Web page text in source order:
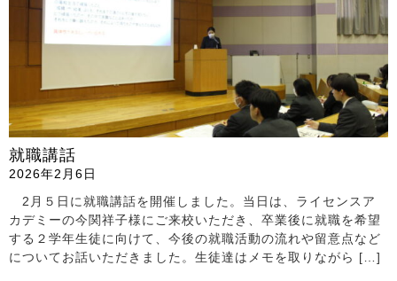
就職講話
2026年2月6日
2月５日に就職講話を開催しました。当日は、ライセンスア
カデミーの今関祥子様にご来校いただき、卒業後に就職を希望
する２学年生徒に向けて、今後の就職活動の流れや留意点など
についてお話いただきました。生徒達はメモを取りながら […]